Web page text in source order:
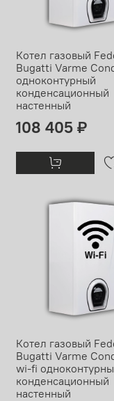
Котел газовый
Bugatti Varme
одноконтурный
конденсационный
настенный
108 405 ₽
Котел газовый
Bugatti Varme
wi-fi
конденсационный
настенный